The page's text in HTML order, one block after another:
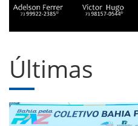
Últimas